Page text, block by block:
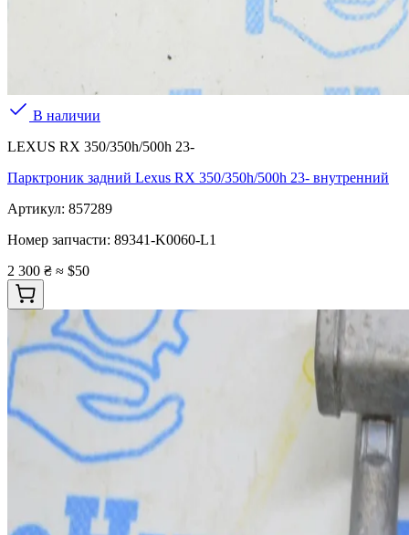
В наличии
LEXUS RX 350/350h/500h 23-
Парктроник задний Lexus RX 350/350h/500h 23- внутренний
Артикул: 857289
Номер запчасти: 89341-K0060-L1
2 300 ₴ ≈ $50